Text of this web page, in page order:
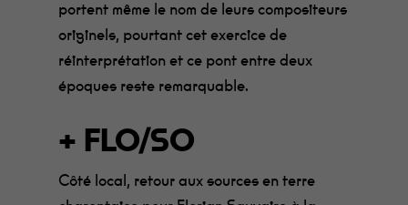
portent même le nom de leurs compositeurs
originels, pourtant cet exercice de
réinterprétation et ce pont entre deux
époques reste remarquable.
+ FLO/SO
Côté local, retour aux sources en terre